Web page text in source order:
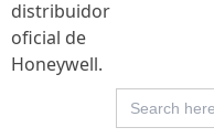
FOR: